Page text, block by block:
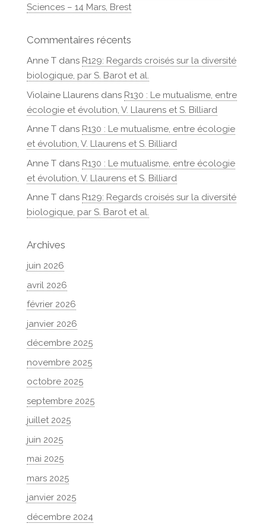
Sciences – 14 Mars, Brest
Commentaires récents
Anne Tdans R129: Regards croisés sur la diversité
biologique, par S. Barot et al.
Violaine Llaurensdans R130 : Le mutualisme, entre
écologie et évolution, V. Llaurens et S. Billiard
Anne Tdans R130 : Le mutualisme, entre écologie
et évolution, V. Llaurens et S. Billiard
Anne Tdans R130 : Le mutualisme, entre écologie
et évolution, V. Llaurens et S. Billiard
Anne Tdans R129: Regards croisés sur la diversité
biologique, par S. Barot et al.
Archives
juin 2026
avril 2026
février 2026
janvier 2026
décembre 2025
novembre 2025
octobre 2025
septembre 2025
juillet 2025
juin 2025
mai 2025
mars 2025
janvier 2025
décembre 2024